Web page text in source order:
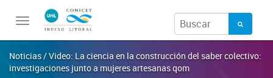
Toggle
Noticias / Video: La ciencia en la construcción del saber colectivo:
investigaciones junto a mujeres artesanas qom